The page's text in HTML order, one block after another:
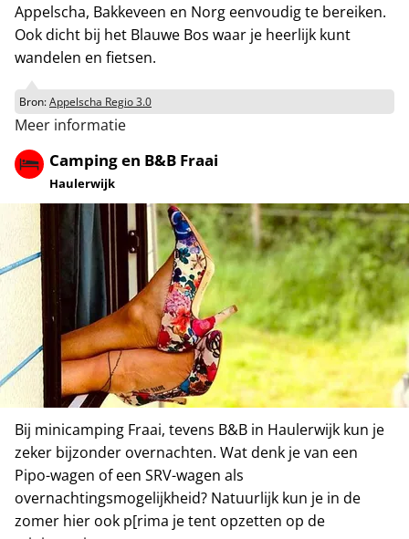
Appelscha, Bakkeveen en Norg eenvoudig te bereiken.
Ook dicht bij het Blauwe Bos waar je heerlijk kunt
wandelen en fietsen.
Bron:Appelscha Regio 3.0
Meer informatie
Camping en B&B Fraai
Haulerwijk
Bij minicamping Fraai, tevens B&B in Haulerwijk kun je
zeker bijzonder overnachten. Wat denk je van een
Pipo-wagen of een SRV-wagen als
overnachtingsmogelijkheid? Natuurlijk kun je in de
zomer hier ook p[rima je tent opzetten op de